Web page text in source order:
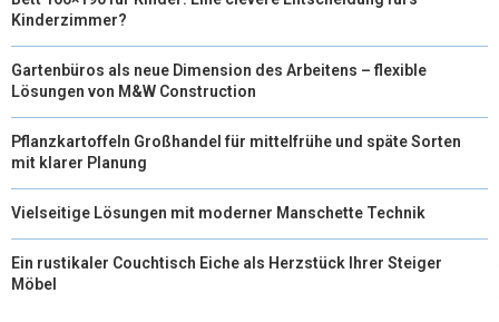
Kinderzimmer?
Gartenbüros als neue Dimension des Arbeitens – flexible
Lösungen von M&W Construction
Pflanzkartoffeln Großhandel für mittelfrühe und späte Sorten
mit klarer Planung
Vielseitige Lösungen mit moderner Manschette Technik
Ein rustikaler Couchtisch Eiche als Herzstück Ihrer Steiger
Möbel